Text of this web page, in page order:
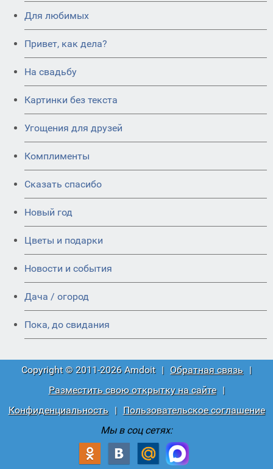
Для любимых
Привет, как дела?
На свадьбу
Картинки без текста
Угощения для друзей
Комплименты
Сказать спасибо
Новый год
Цветы и подарки
Новости и события
Дача / огород
Пока, до свидания
Copyright © 2011-2026 Amdoit | Обратная связь |
Разместить свою открытку на сайте
|
Конфиденциальность
|
Пользовательское соглашение
Мы в соц сетях: